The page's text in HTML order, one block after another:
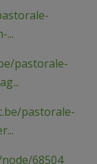
...
pastorale-
pastorale-
68504